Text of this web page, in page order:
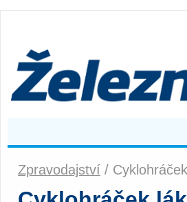
Zpravodajství /